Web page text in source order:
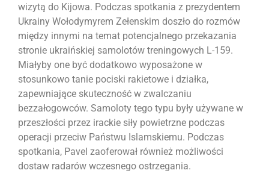
wizytą do Kijowa. Podczas spotkania z prezydentem
Ukrainy Wołodymyrem Zełenskim doszło do rozmów
między innymi na temat potencjalnego przekazania
stronie ukraińskiej samolotów treningowych L-159.
Miałyby one być dodatkowo wyposażone w
stosunkowo tanie pociski rakietowe i działka,
zapewniające skuteczność w zwalczaniu
bezzałogowców. Samoloty tego typu były używane w
przeszłości przez irackie siły powietrzne podczas
operacji przeciw Państwu Islamskiemu. Podczas
spotkania, Pavel zaoferował również możliwości
dostaw radarów wczesnego ostrzegania.